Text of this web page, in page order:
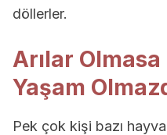
döllerler.
Arılar
Yaşam
Pek çok kişi bazı